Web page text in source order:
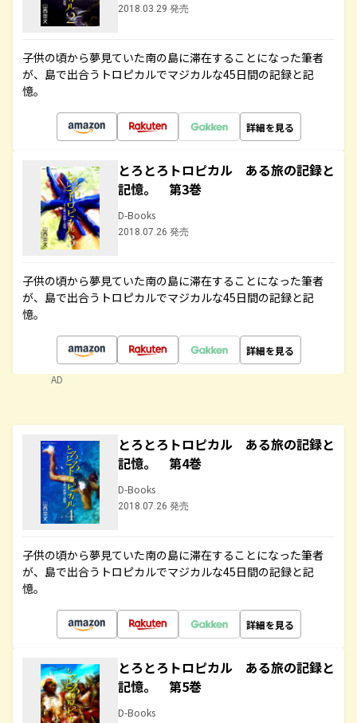
2018.03.29 発売
子供の頃から夢見ていた南の島に滞在することになった筆者
が、島で出合うトロピカルでマジカルな45日間の記録と記
憶。
詳細を見る
とろとろトロピカル ある旅の記録と
記憶。 第3巻
D-Books
2018.07.26 発売
子供の頃から夢見ていた南の島に滞在することになった筆者
が、島で出合うトロピカルでマジカルな45日間の記録と記
憶。
詳細を見る
AD
とろとろトロピカル ある旅の記録と
記憶。 第4巻
D-Books
2018.07.26 発売
子供の頃から夢見ていた南の島に滞在することになった筆者
が、島で出合うトロピカルでマジカルな45日間の記録と記
憶。
詳細を見る
とろとろトロピカル ある旅の記録と
記憶。 第5巻
D-Books